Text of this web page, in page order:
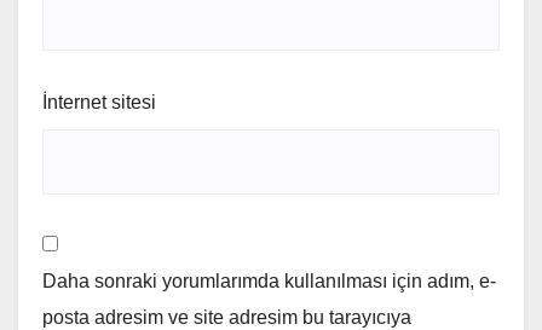
İnternet sitesi
Daha sonraki yorumlarımda kullanılması için adım, e-
posta adresim ve site adresim bu tarayıcıya